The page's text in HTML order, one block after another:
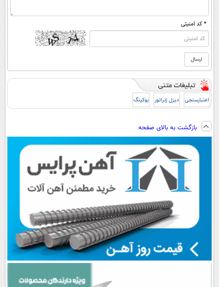
* کد امنیتی
اعتبارسنجی دیزل ژنراتور بوکینگ
بازگشت به بالای صفحه